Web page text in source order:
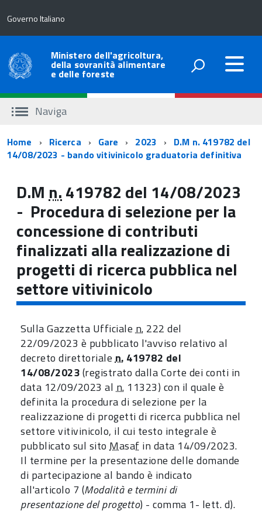
Governo Italiano
Ministero dell'agricoltura,
della sovranità alimentare
e delle foreste
Naviga
Percorso
di
navigazione
Home Ricerca Gare 2023
D.M n. 419782 del
14/08/2023 - bando vitivinicolo graduatoria definitiva
D.M n.419782 del 14/08/2023
- Procedura di selezione per la
concessione di contributi
finalizzati alla realizzazione di
progetti di ricerca pubblica nel
settore vitivinicolo
Sulla Gazzetta Ufficialen. 222 del
22/09/2023 è pubblicato l'avviso relativo al
decreto direttorialen. 419782 del
14/08/2023(registrato dalla Corte dei conti in
data 12/09/2023 aln. 11323) con il quale è
definita la procedura di selezione per la
realizzazione di progetti di ricerca pubblica nel
settore vitivinicolo, il cui testo integrale è
pubblicato sul sitoMasaf in data 14/09/2023.
Il termine per la presentazione delle domande
di partecipazione al bando è indicato
all'articolo 7 (Modalità e termini di
presentazione del progetto) - comma 1- lett. d).